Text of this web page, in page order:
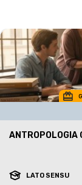
ANTROPOLOGIA
LATO SENSU